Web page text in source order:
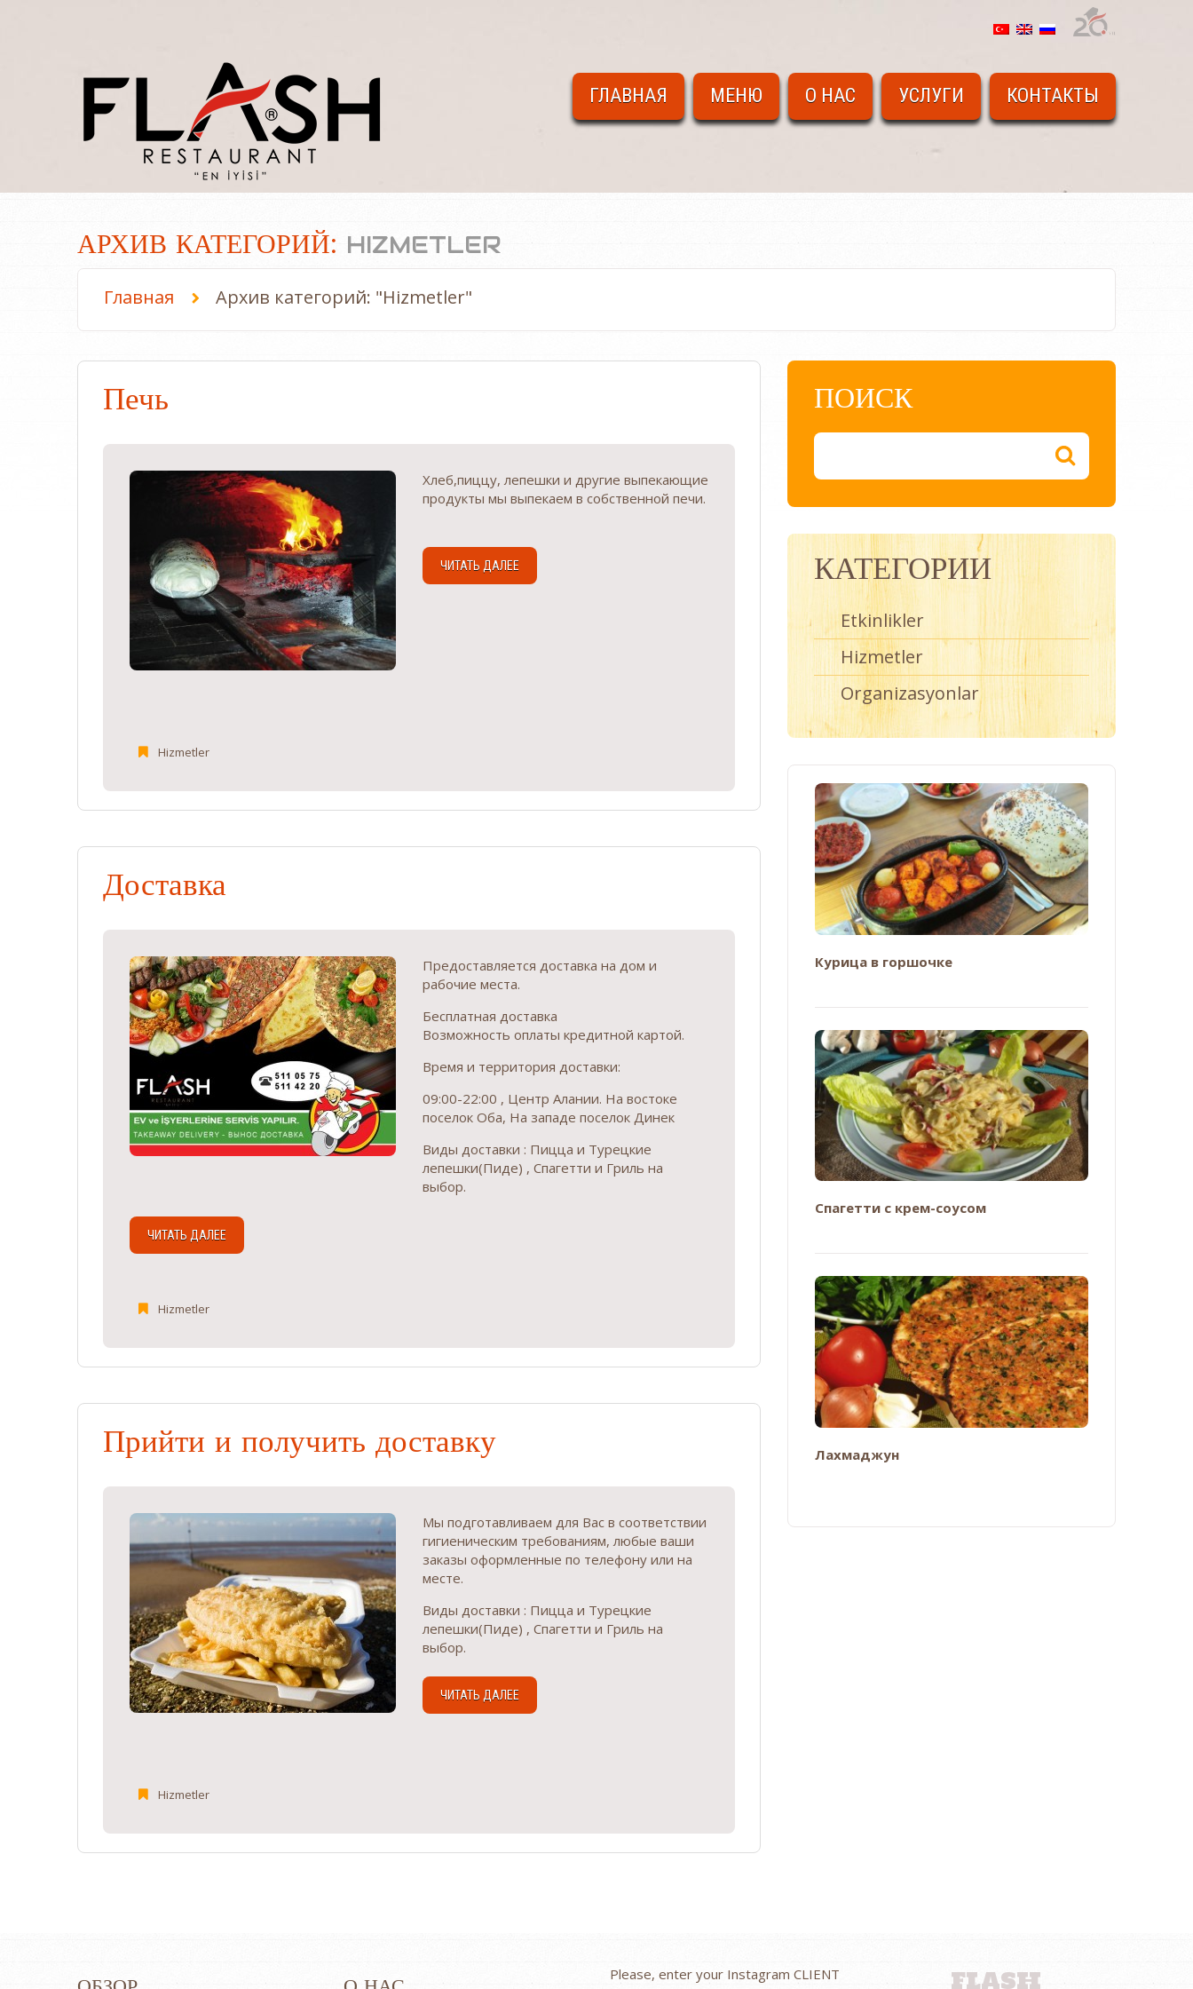
ГЛАВНАЯ МЕНЮ O НАС УСЛУГИ КОНТАКТЫ
АРХИВ КАТЕГОРИЙ: HIZMETLER
Главная Архив категорий: "Hizmetler"
Печь
Хлеб,пиццу, лепешки и другие выпекающие
продукты мы выпекаем в собственной печи.
ЧИТАТЬ ДАЛЕЕ
Hizmetler
Доставка
Предоставляется доставка на дом и
рабочие места.
Бесплатная доставка
Возможность оплаты кредитной картой.
Время и территория доставки:
09:00-22:00 , Центр Алании. На востоке
поселок Оба, На западе поселок Динек
Виды доставки : Пицца и Турецкие
лепешки(Пиде) , Спагетти и Гриль на
выбор.
ЧИТАТЬ ДАЛЕЕ
Hizmetler
Прийти и получить доставку
Мы подготавливаем для Вас в соответствии
гигиеническим требованиям, любые ваши
заказы оформленные по телефону или на
месте.
Виды доставки : Пицца и Турецкие
лепешки(Пиде) , Спагетти и Гриль на
выбор.
ЧИТАТЬ ДАЛЕЕ
Hizmetler
ПОИСК
КАТЕГОРИИ
Etkinlikler
Hizmetler
Organizasyonlar
Курица в горшочке
Спагетти с крем-соусом
Лахмаджун
Please, enter your Instagram CLIENT
FLASH